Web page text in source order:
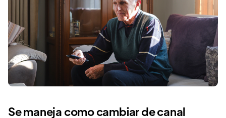
Se maneja como cambiar de canal